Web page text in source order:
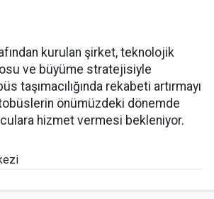
kurulan şirket, teknolojik
ve büyüme stratejisiyle
taşımacılığında rekabeti artırmayı
önümüzdeki dönemde
hizmet vermesi bekleniyor.